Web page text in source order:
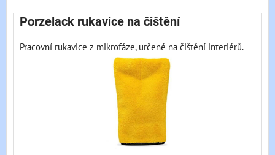
Porzelack rukavice na čištění
Pracovní rukavice z mikrofáze, určené na čištění interiérů.